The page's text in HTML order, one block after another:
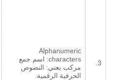
3.
Alphanumeric
characters: اسم جمع
مركب يعني: النصوص
الحرفية الرقمية.